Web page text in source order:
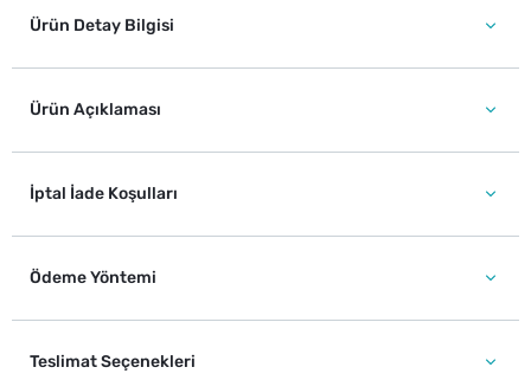
Ürün Detay Bilgisi
Ürün Açıklaması
İptal İade Koşulları
Ödeme Yöntemi
Teslimat Seçenekleri